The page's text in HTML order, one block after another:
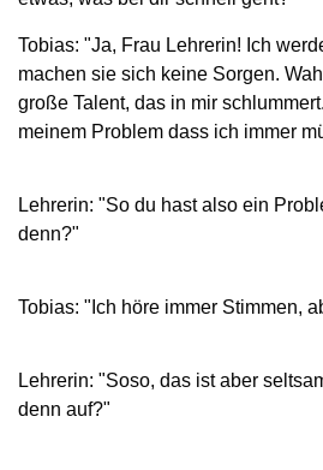
Tobias: "Ja, Frau Lehrerin! Ich
machen sie sich keine Sorgen.
große Talent, das in mir
meinem Problem dass ich immer
Lehrerin: "So du hast also ein
denn?"
Tobias: "Ich höre immer Stimmen,
Lehrerin: "Soso, das ist aber
denn auf?"